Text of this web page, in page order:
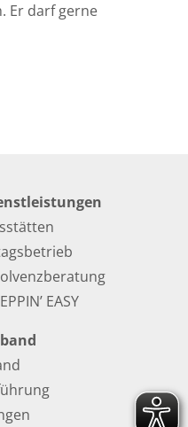
Er darf gerne
EASY